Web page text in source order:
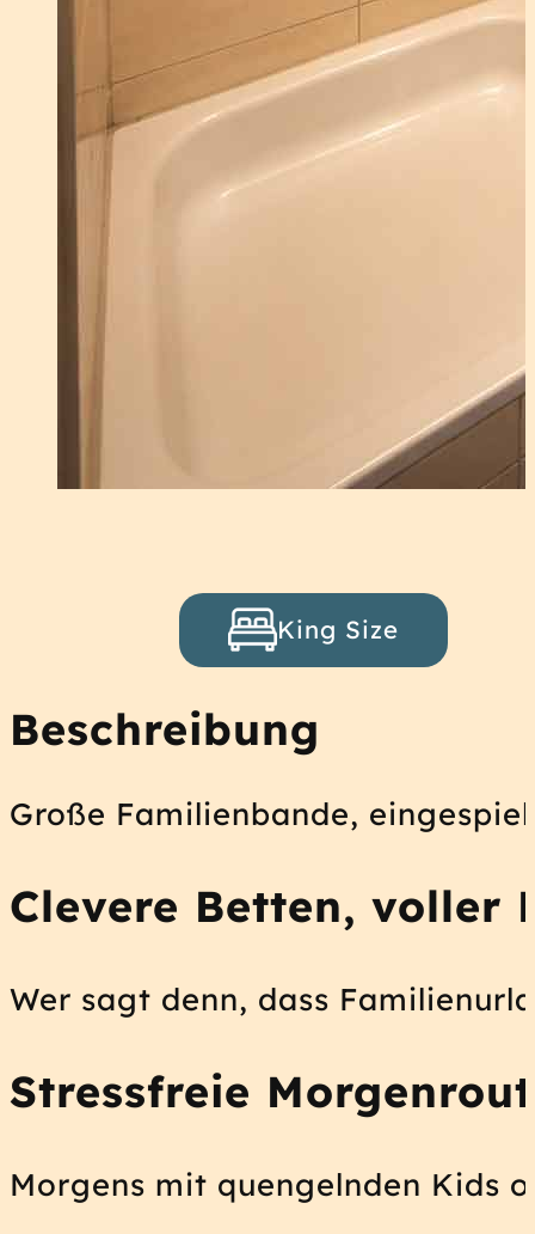
King Size
Beschreibung
Große Familienbande,
Clevere Betten, voller
Wer sagt denn, dass
Stressfreie
Morgens mit quengelnden Kids